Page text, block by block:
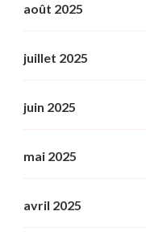
août 2025
juillet 2025
juin 2025
mai 2025
avril 2025